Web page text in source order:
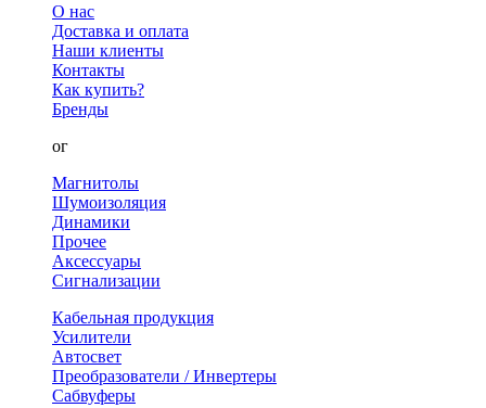
О нас
Доставка и оплата
Наши клиенты
Контакты
Как купить?
Бренды
Каталог
Магнитолы
Шумоизоляция
Динамики
Прочее
Аксессуары
Сигнализации
Кабельная продукция
Усилители
Автосвет
Преобразователи / Инвертеры
Сабвуферы